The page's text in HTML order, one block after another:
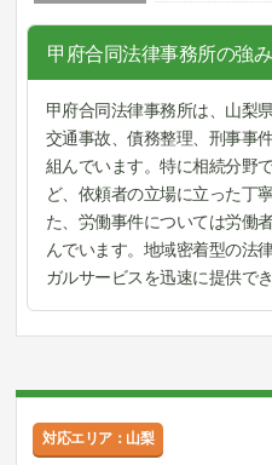
甲府合同法律事務所の強み
甲府合同法律事務所は、山梨
交通事故、債務整理、刑事事
組んでいます。特に相続分野
ど、依頼者の立場に立った丁
た、労働事件については労働
んでいます。地域密着型の法
ガルサービスを迅速に提供で
対応エリア：山梨